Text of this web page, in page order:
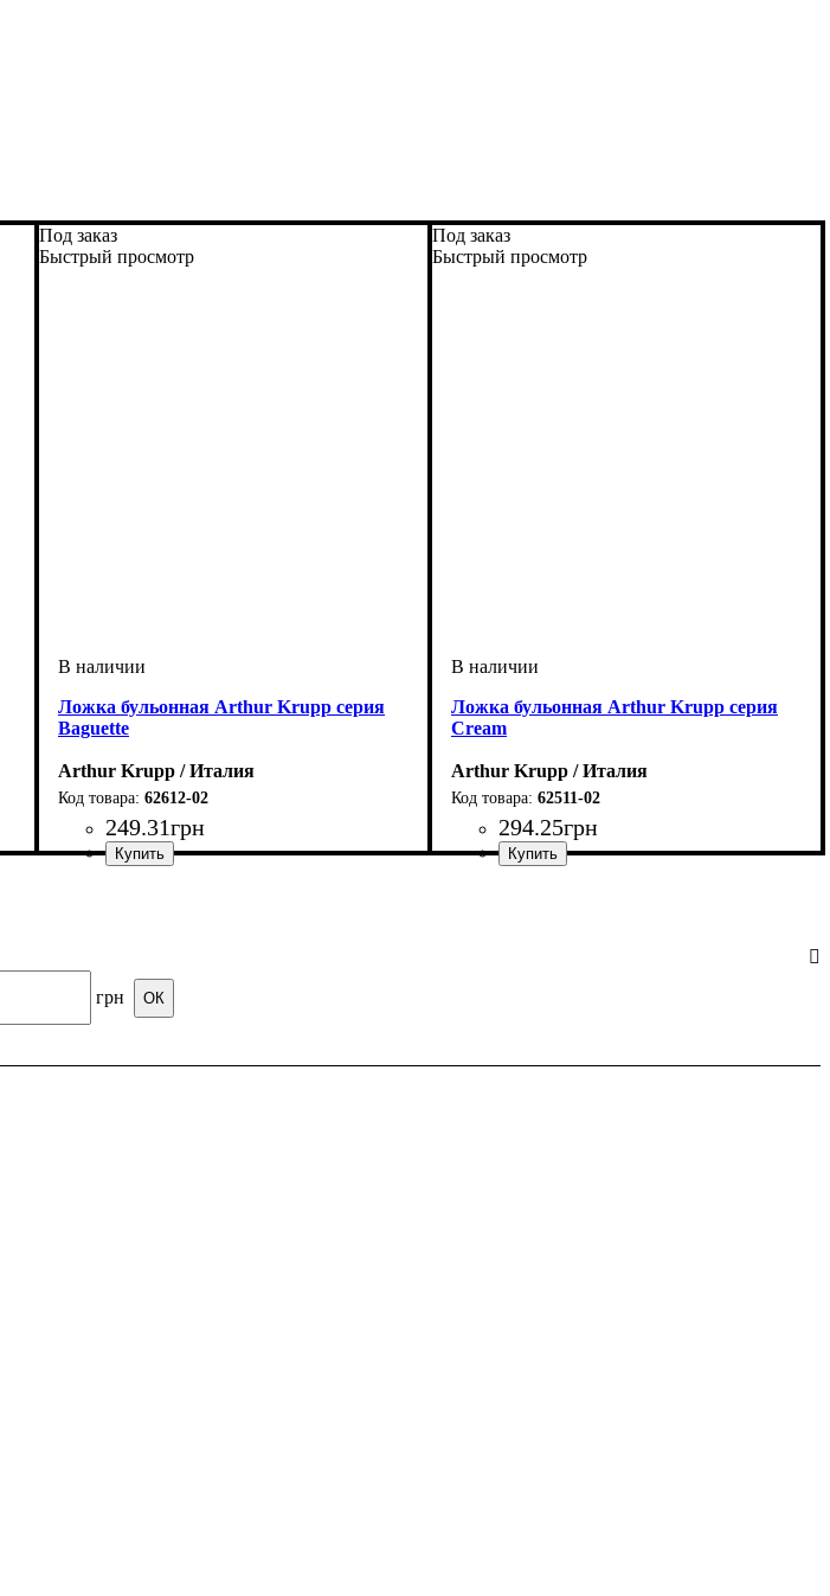
Под заказ
Быстрый просмотр
Ложка бульонная Arthur Krupp серия
Baguette
Arthur Krupp / Италия
62612-02
249.31грн
Под заказ
Быстрый просмотр
Ложка бульонная Arthur Krupp серия
Cream
Arthur Krupp / Италия
62511-02
294.25грн
грн ОК